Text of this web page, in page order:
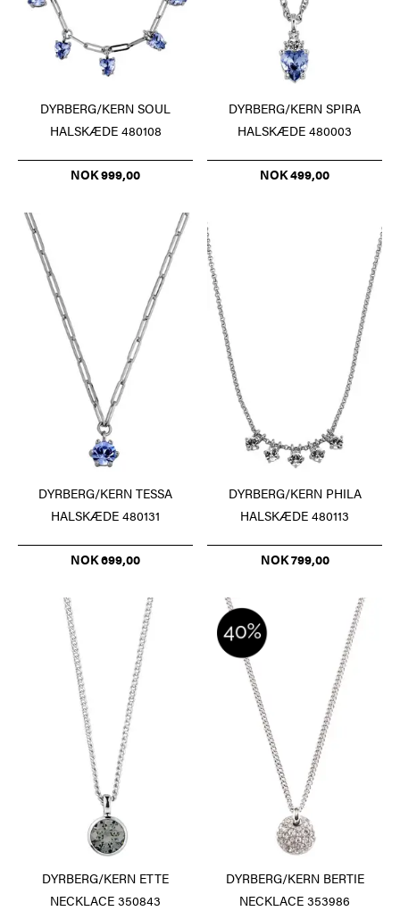
DYRBERG/KERN SOUL
HALSKÆDE 480108
NOK 999,00
DYRBERG/KERN SPIRA
HALSKÆDE 480003
NOK 499,00
DYRBERG/KERN TESSA
HALSKÆDE 480131
NOK 699,00
DYRBERG/KERN PHILA
HALSKÆDE 480113
NOK 799,00
DYRBERG/KERN ETTE
NECKLACE 350843
DYRBERG/KERN BERTIE
NECKLACE 353986